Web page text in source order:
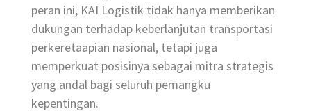
peran ini, KAI Logistik tidak hanya memberikan
dukungan terhadap keberlanjutan transportasi
perkeretaapian nasional, tetapi juga
memperkuat posisinya sebagai mitra strategis
yang andal bagi seluruh pemangku
kepentingan.